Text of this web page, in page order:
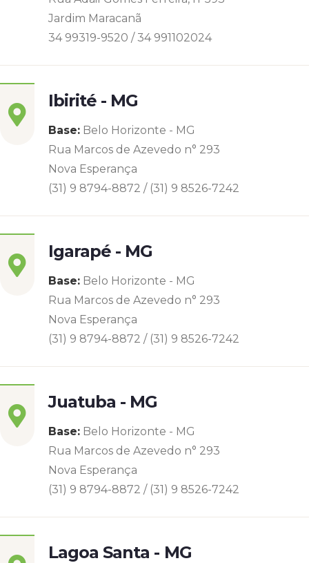
Jardim Maracanã
34 99319-9520 / 34 991102024
Ibirité - MG
Base: Belo Horizonte - MG
Rua Marcos de Azevedo n° 293
Nova Esperança
(31) 9 8794-8872 / (31) 9 8526-7242
Igarapé - MG
Base: Belo Horizonte - MG
Rua Marcos de Azevedo n° 293
Nova Esperança
(31) 9 8794-8872 / (31) 9 8526-7242
Juatuba - MG
Base: Belo Horizonte - MG
Rua Marcos de Azevedo n° 293
Nova Esperança
(31) 9 8794-8872 / (31) 9 8526-7242
Lagoa Santa - MG